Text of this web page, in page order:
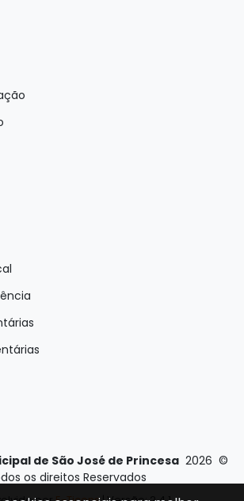
de São José de Princesa 2026 ©
os direitos Reservados